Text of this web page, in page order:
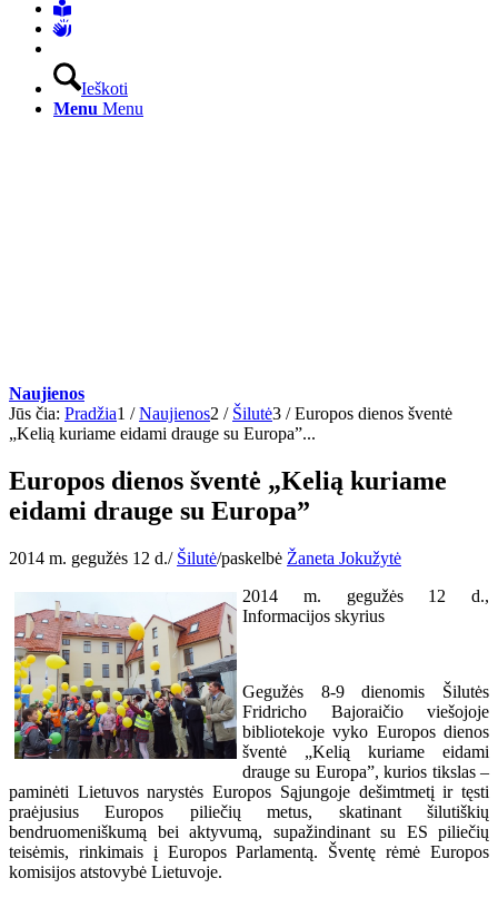
Ieškoti
Menu Menu
Naujienos
Jūs čia: Pradžia1 / Naujienos2 / Šilutė3 / Europos dienos šventė
„Kelią kuriame eidami drauge su Europa”...
Europos dienos šventė „Kelią kuriame
eidami drauge su Europa”
2014 m. gegužės 12 d./ Šilutė/paskelbė Žaneta Jokužytė
2014 m. gegužės 12 d.,
Informacijos skyrius
Gegužės 8-9 dienomis Šilutės
Fridricho Bajoraičio viešojoje
bibliotekoje vyko Europos dienos
šventė „Kelią kuriame eidami
drauge su Europa”, kurios tikslas –
paminėti Lietuvos narystės Europos Sąjungoje dešimtmetį ir tęsti
praėjusius Europos piliečių metus, skatinant šilutiškių
bendruomeniškumą bei aktyvumą, supažindinant su ES piliečių
teisėmis, rinkimais į Europos Parlamentą. Šventę rėmė Europos
komisijos atstovybė Lietuvoje.